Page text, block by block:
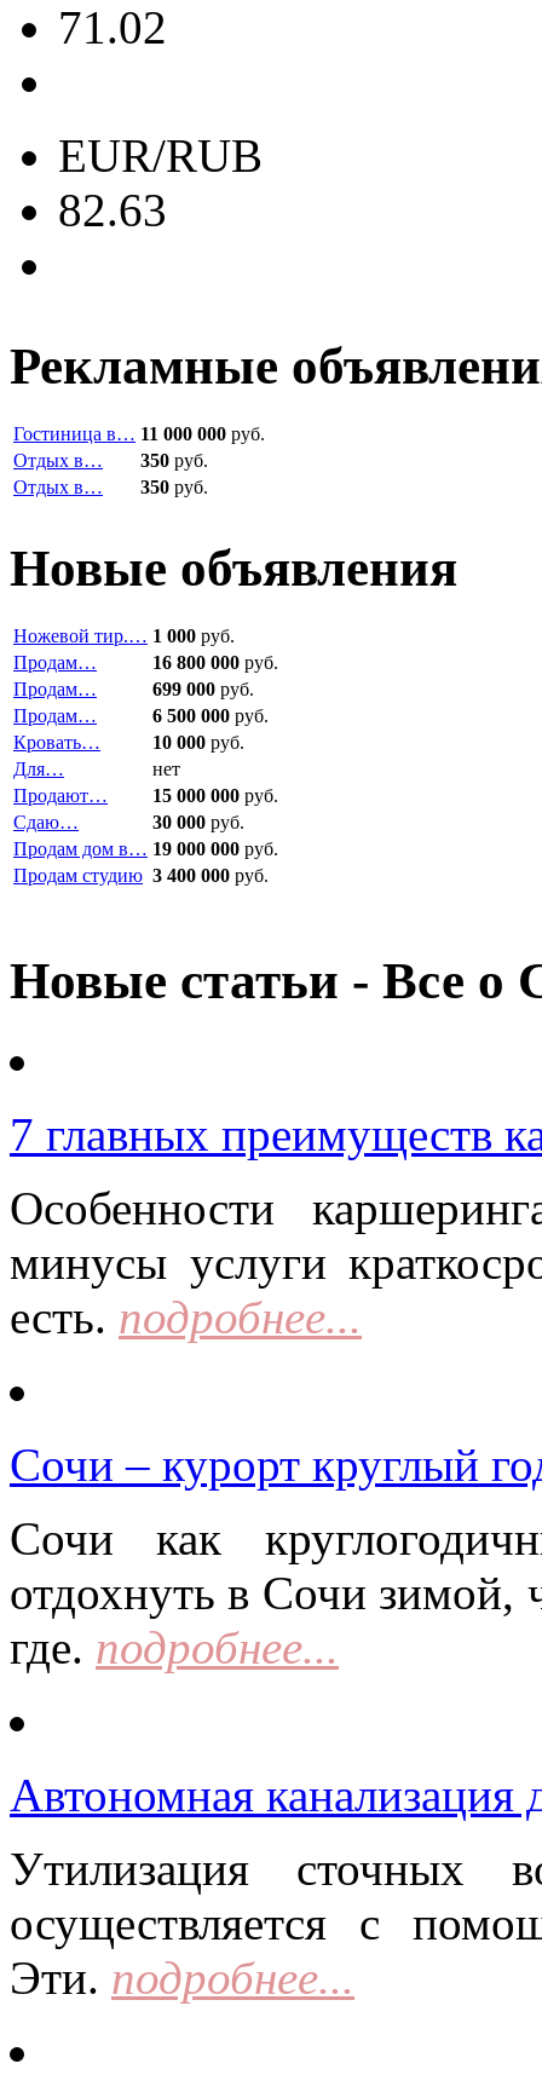
71.02
EUR/RUB
82.63
Рекламные
Гостиница в… 11 000 000 руб.
Отдых в…
350 руб.
Отдых в…
350 руб.
Новые объявления
Ножевой тир.… 1 000 руб.
Продам…
16 800 000 руб.
Продам…
699 000 руб.
Продам…
6 500 000 руб.
Кровать…
10 000 руб.
Для…
нет
Продают…
15 000 000 руб.
Сдаю…
30 000 руб.
Продам дом в… 19 000 000 руб.
Продам студию 3 400 000 руб.
Новые статьи - Все о
7 главных преимуществ
Особенности
минусы услуги
есть. подробнее...
Сочи – курорт круглый
Сочи как
отдохнуть в Сочи зимой,
где. подробнее...
Автономная канализация
Утилизация сточных
осуществляется с
Эти. подробнее...